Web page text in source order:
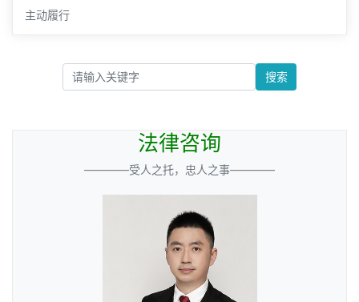
主动履行
搜索
法律咨询
————受人之托，忠人之事————